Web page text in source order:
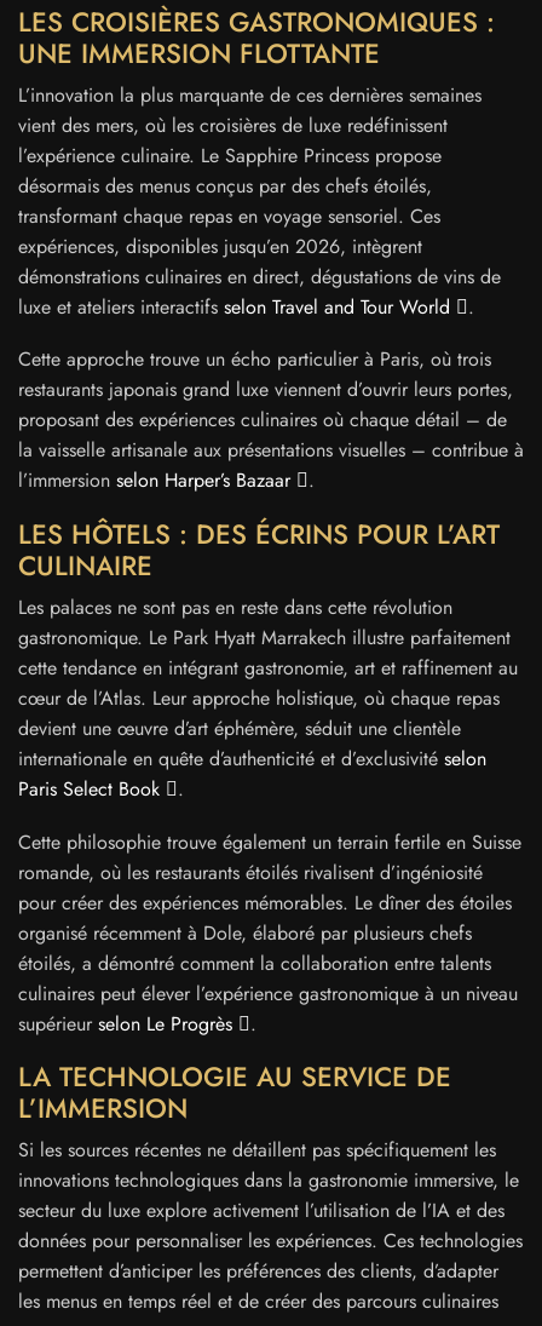
LES CROISIÈRES GASTRONOMIQUES :
UNE IMMERSION FLOTTANTE
L’innovation la plus marquante de ces dernières semaines
vient des mers, où les croisières de luxe redéfinissent
l’expérience culinaire. Le Sapphire Princess propose
désormais des menus conçus par des chefs étoilés,
transformant chaque repas en voyage sensoriel. Ces
expériences, disponibles jusqu’en 2026, intègrent
démonstrations culinaires en direct, dégustations de vins de
luxe et ateliers interactifs selon Travel and Tour World
.
Cette approche trouve un écho particulier à Paris, où trois
restaurants japonais grand luxe viennent d’ouvrir leurs portes,
proposant des expériences culinaires où chaque détail – de
la vaisselle artisanale aux présentations visuelles – contribue à
l’immersion selon Harper’s Bazaar .
LES HÔTELS : DES ÉCRINS POUR L’ART
CULINAIRE
Les palaces ne sont pas en reste dans cette révolution
gastronomique. Le Park Hyatt Marrakech illustre parfaitement
cette tendance en intégrant gastronomie, art et raffinement au
cœur de l’Atlas. Leur approche holistique, où chaque repas
devient une œuvre d’art éphémère, séduit une clientèle
internationale en quête d’authenticité et d’exclusivité selon
Paris Select Book
.
Cette philosophie trouve également un terrain fertile en Suisse
romande, où les restaurants étoilés rivalisent d’ingéniosité
pour créer des expériences mémorables. Le dîner des étoiles
organisé récemment à Dole, élaboré par plusieurs chefs
étoilés, a démontré comment la collaboration entre talents
culinaires peut élever l’expérience gastronomique à un niveau
supérieur selon Le Progrès .
LA TECHNOLOGIE AU SERVICE DE
L’IMMERSION
Si les sources récentes ne détaillent pas spécifiquement les
innovations technologiques dans la gastronomie immersive, le
secteur du luxe explore activement l’utilisation de l’IA et des
données pour personnaliser les expériences. Ces technologies
permettent d’anticiper les préférences des clients, d’adapter
les menus en temps réel et de créer des parcours culinaires